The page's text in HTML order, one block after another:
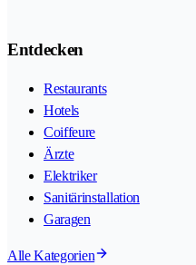
Entdecken
Restaurants
Hotels
Coiffeure
Ärzte
Elektriker
Sanitärinstallation
Garagen
Alle Kategorien